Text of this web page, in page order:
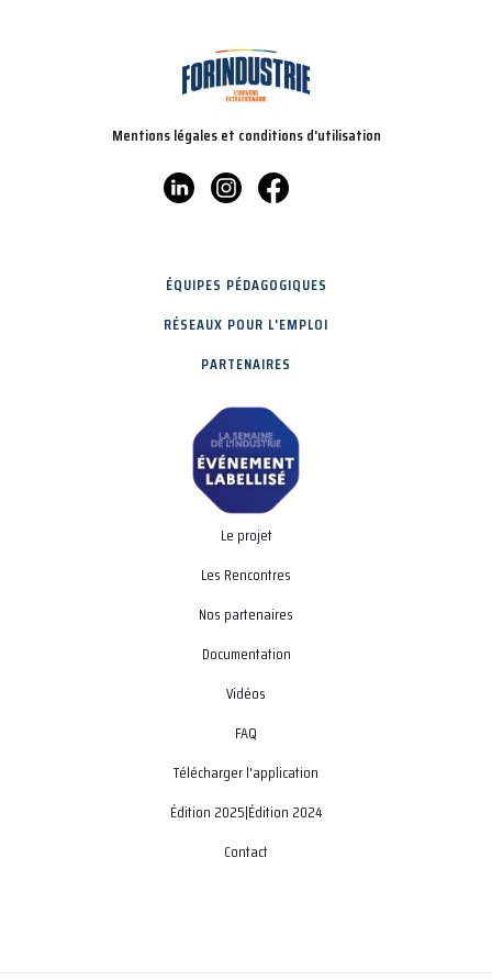
Mentions légales et conditions d'utilisation
ÉQUIPES PÉDAGOGIQUES
RÉSEAUX POUR L'EMPLOI
PARTENAIRES
Le projet
Les Rencontres
Nos partenaires
Documentation
Vidéos
FAQ
Télécharger l'application
Édition 2025|Édition 2024
Contact